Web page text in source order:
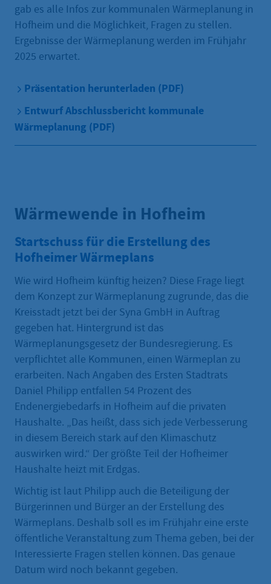
gab es alle Infos zur kommunalen Wärmeplanung in
Hofheim und die Möglichkeit, Fragen zu stellen.
Ergebnisse der Wärmeplanung werden im Frühjahr
2025 erwartet.
Präsentation herunterladen (PDF)
Entwurf Abschlussbericht kommunale
Wärmeplanung (PDF)
Wärmewende in Hofheim
Startschuss für die Erstellung des
Hofheimer Wärmeplans
Wie wird Hofheim künftig heizen? Diese Frage liegt
dem Konzept zur Wärmeplanung zugrunde, das die
Kreisstadt jetzt bei der Syna GmbH in Auftrag
gegeben hat. Hintergrund ist das
Wärmeplanungsgesetz der Bundesregierung. Es
verpflichtet alle Kommunen, einen Wärmeplan zu
erarbeiten. Nach Angaben des Ersten Stadtrats
Daniel Philipp entfallen 54 Prozent des
Endenergiebedarfs in Hofheim auf die privaten
Haushalte. „Das heißt, dass sich jede Verbesserung
in diesem Bereich stark auf den Klimaschutz
auswirken wird.“ Der größte Teil der Hofheimer
Haushalte heizt mit Erdgas.
Wichtig ist laut Philipp auch die Beteiligung der
Bürgerinnen und Bürger an der Erstellung des
Wärmeplans. Deshalb soll es im Frühjahr eine erste
öffentliche Veranstaltung zum Thema geben, bei der
Interessierte Fragen stellen können. Das genaue
Datum wird noch bekannt gegeben.